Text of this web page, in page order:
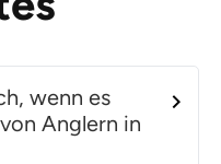
wenn es
Anglern in